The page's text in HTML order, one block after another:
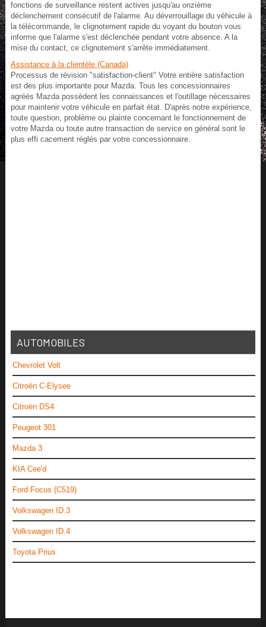
fonctions de surveillance restent actives jusqu'au onzième
déclenchement consécutif de l'alarme. Au déverrouillage du véhicule à
la télécommande, le clignotement rapide du voyant du bouton vous
informe que l'alarme s'est déclenchée pendant votre absence. A la
mise du contact, ce clignotement s'arrête immédiatement.
Assistance à la clientèle (Canada)
Processus de révision "satisfaction-client" Votre entière satisfaction
est des plus importante pour Mazda. Tous les concessionnaires
agréés Mazda possèdent les connaissances et l'outillage nécessaires
pour maintenir votre véhicule en parfait état. D'après notre expérience,
toute question, problème ou plainte concernant le fonctionnement de
votre Mazda ou toute autre transaction de service en général sont le
plus effi cacement réglés par votre concessionnaire.
AUTOMOBILES
Chevrolet Volt
Citroën C-Elysee
Citroën DS4
Peugeot 301
Mazda 3
KIA Cee'd
Ford Focus (C519)
Volkswagen ID.3
Volkswagen ID.4
Toyota Prius